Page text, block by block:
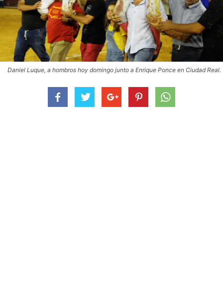
Daniel Luque, a hombros hoy domingo junto a Enrique Ponce en Ciudad Real.